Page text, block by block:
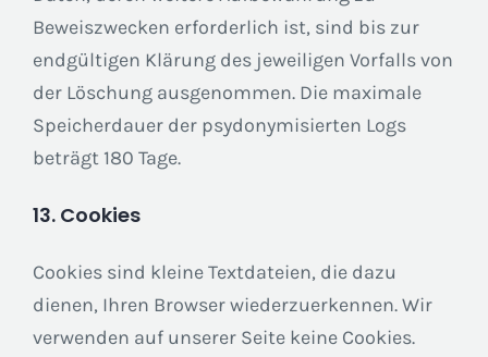
Beweiszwecken erforderlich ist, sind bis zur
endgültigen Klärung des jeweiligen Vorfalls von
der Löschung ausgenommen. Die maximale
Speicherdauer der psydonymisierten Logs
beträgt 180 Tage.
13. Cookies
Cookies sind kleine Textdateien, die dazu
dienen, Ihren Browser wiederzuerkennen. Wir
verwenden auf unserer Seite keine Cookies.